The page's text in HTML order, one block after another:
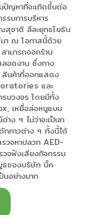
ปัญหาที่จะเกิดขึ้นต่อ
รมการบริหาร
ชาติ ลีละยุทธโยธิน
า ณ โอกาสนี้ด้วย
ามารถออกร้าน
อดงาน ซึ่งทาง
สินค้าที่ออกแสดง
และ
บวงจร โดยมีทั้ง
เหยื่อล่อหนูแบบ
ง ๆ ไม่ว่าจะเป็นก
กาวต่าง ๆ ทั้งนี้ได้
วจหาปลวก AED-
จฟังเสียงกิจกรรม
ธของบริษัท บิ๊ค
นอย่างมาก